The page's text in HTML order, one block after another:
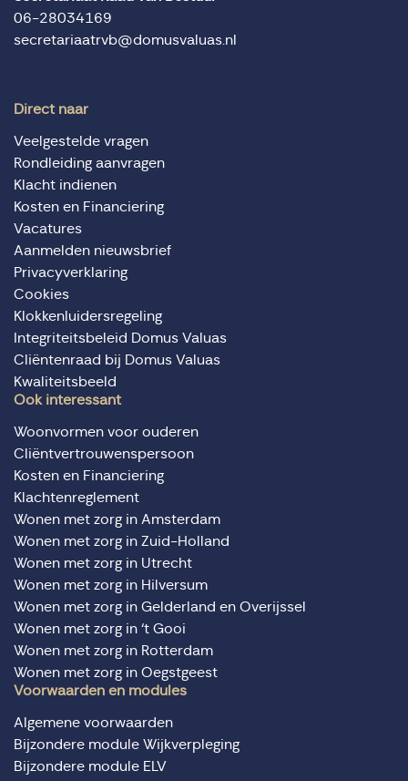
06-28034169
secretariaatrvb@domusvaluas.nl
Direct naar
Veelgestelde vragen
Rondleiding aanvragen
Klacht indienen
Kosten en Financiering
Vacatures
Aanmelden nieuwsbrief
Privacyverklaring
Cookies
Klokkenluidersregeling
Integriteitsbeleid Domus Valuas
Cliëntenraad bij Domus Valuas
Kwaliteitsbeeld
Ook interessant
Woonvormen voor ouderen
Cliëntvertrouwenspersoon
Kosten en Financiering
Klachtenreglement
Wonen met zorg in Amsterdam
Wonen met zorg in Zuid-Holland
Wonen met zorg in Utrecht
Wonen met zorg in Hilversum
Wonen met zorg in Gelderland en Overijssel
Wonen met zorg in ‘t Gooi
Wonen met zorg in Rotterdam
Wonen met zorg in Oegstgeest
Voorwaarden en modules
Algemene voorwaarden
Bijzondere module Wijkverpleging
Bijzondere module ELV